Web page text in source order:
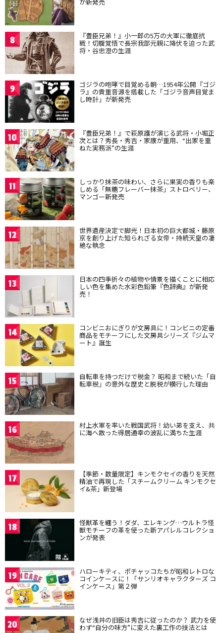
が新発売
8 『豊臣兄弟！』小一郎の5万の大軍に徹底抗
戦！切腹覚悟で長宗我部元親に降伏を迫った武
将・谷忠澄の生涯
9 ゴジラの咆哮で目覚める朝…1954年公開『ゴジ
ラ』の貴重音源を搭載した「ゴジラ音声目覚ま
し時計」が新発売
10 『豊臣兄弟！』で萩原護が演じる武将・小堀正
次とは？秀長・秀吉・家康が重用、“出家を重
ねた実務派”の生涯
11 しっかり抹茶の味わい、さらに果実の香りも楽
しめる「無糖フレーバー抹茶」ストロベリー、
マンゴー新発売
12 世界遺産決定で脚光！日本初の巨大都城・藤原
京を創り上げた知られざる女帝・持統天皇の凄
絶な執念
13 日本の四季折々の植物や情景を描くことに相応
しい色を集めた水彩色鉛筆『色辞典』が新発
売！
14 コンビニおにぎりが文房具に！コンビニの定番
商品をモチーフにした文房具シリーズ『ジムマ
ート』誕生
15 自転車を持つだけで税金？ 昭和まで続いた「自
転車税」の意外な歴史と脱税が横行した理由
16 村上水軍を率いた戦国武将！幼い弟を支え、共
に海へ散った得居通幸の波乱に満ちた生涯
17 【季節・数量限定】キンモクセイの香りを天然
精油で再現した「スチームクリーム キンモクセ
イ&茶」新登場
18 怪獣革を纏う！ダダ、エレキング…ウルトラ怪
獣モチーフの革を使った新アパレルコレクショ
ンが発表
19 ハローキティ、ポチャッコたちが昭和レトロな
コインケースに！「サンリオキャラクターズ コ
インケース」第２弾
20 なぜ浅井の旧臣は秀吉に従ったのか？ 武力を使
わず“自分の味方”に変えた裏工作の技法とは